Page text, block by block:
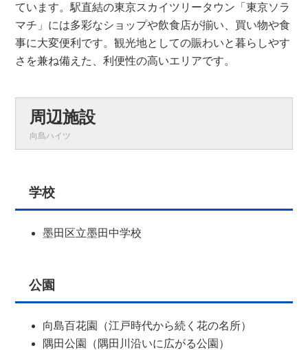
ています。駅直結の東京スカイツリータウン「東京ソラ
マチ」には多彩なショップや飲食店が揃い、買い物や食
事に大変便利です。観光地としての賑わいと暮らしやす
さを兼ね備えた、利便性の高いエリアです。
周辺施設
向島ハイツ
学校
墨田区立墨田中学校
公園
向島百花園（江戸時代から続く花の名所）
隅田公園（隅田川沿いに広がる公園）